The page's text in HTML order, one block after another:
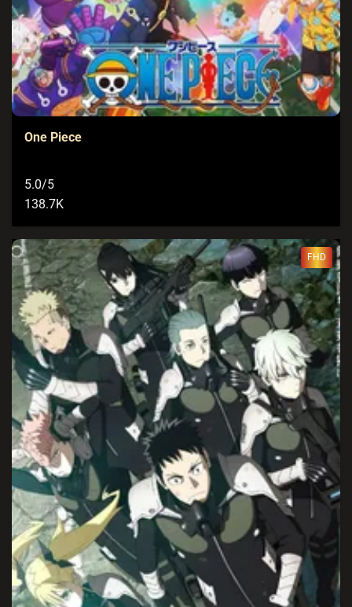
One Piece
5.0/5
138.7K
FHD